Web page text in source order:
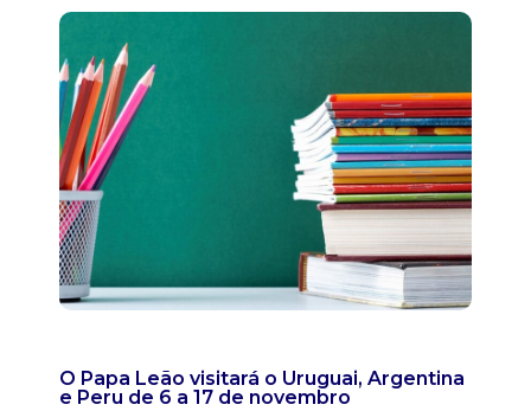
O Papa Leão visitará o Uruguai, Argentina
e Peru de 6 a 17 de novembro